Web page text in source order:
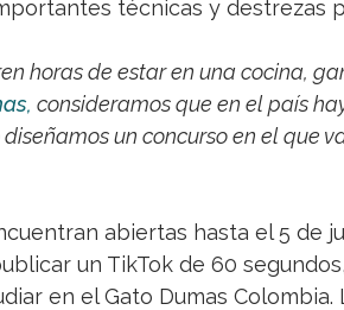
técnicas y destrezas
horas de estar en una cocina,
consideramos que en el país
un concurso en el que
abiertas hasta el 5 de
un TikTok de 60
en el Gato Dumas